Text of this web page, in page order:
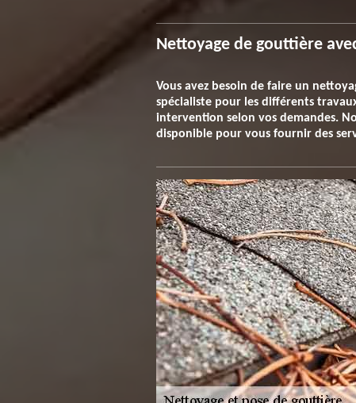
Nettoyage de gouttière
Vous avez besoin de faire un
spécialiste pour les différents
intervention selon vos demandes.
disponible pour vous fournir des